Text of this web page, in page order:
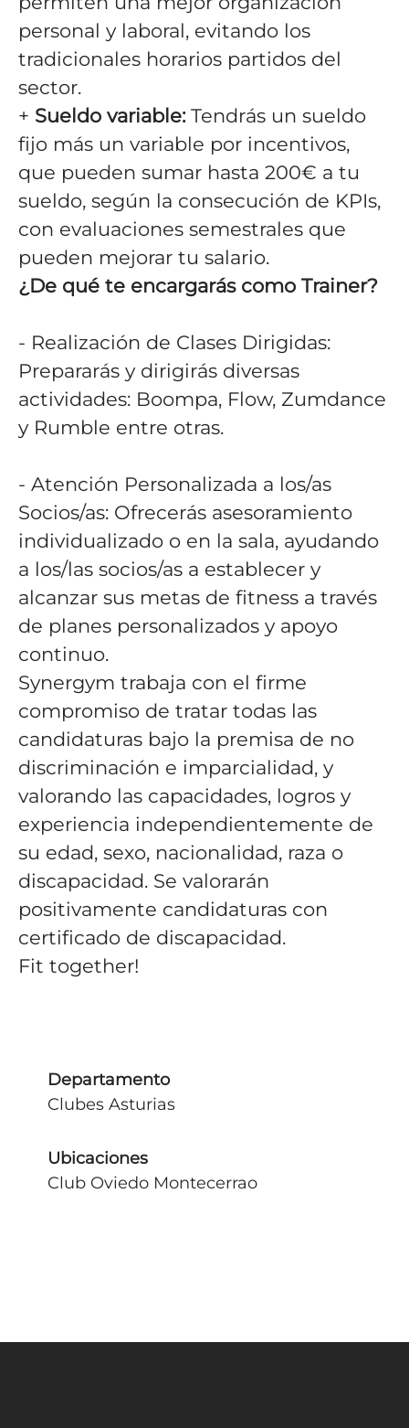
personal y laboral, evitando los
tradicionales horarios partidos del
sector.
+ Sueldo variable:Tendrás un sueldo
fijo más un variable por incentivos,
que pueden sumar hasta 200€ a tu
sueldo, según la consecución de KPIs,
con evaluaciones semestrales que
pueden mejorar tu salario.
¿De qué te encargarás como Trainer?
- Realización de Clases Dirigidas:
Prepararás y dirigirás diversas
actividades: Boompa, Flow, Zumdance
y Rumble entre otras.
- Atención Personalizada a los/as
Socios/as: Ofrecerás asesoramiento
individualizado o en la sala, ayudando
a los/las socios/as a establecer y
alcanzar sus metas de fitness a través
de planes personalizados y apoyo
continuo.
Synergym trabaja con el firme
compromiso de tratar todas las
candidaturas bajo la premisa de no
discriminación e imparcialidad, y
valorando las capacidades, logros y
experiencia independientemente de
su edad, sexo, nacionalidad, raza o
discapacidad. Se valorarán
positivamente candidaturas con
certificado de discapacidad.
Fit together!
Departamento
Clubes Asturias
Ubicaciones
Club Oviedo Montecerrao